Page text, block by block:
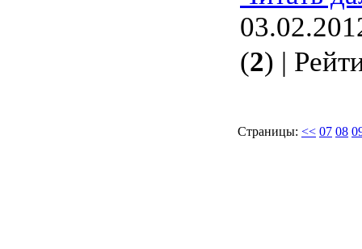
(2) |
Страницы: << 07 08